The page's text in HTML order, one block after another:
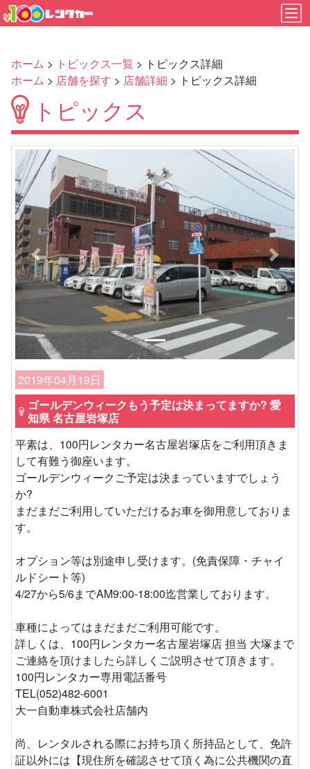
ホーム > トピックス一覧 > トピックス詳細
ホーム > 店舗を探す > 店舗詳細 > トピックス詳細
トピックス
Previous Next
2019年04月19日
ゴールデンウィークもう予定は決まってますか? 愛
知県 名古屋岩塚店
平素は、100円レンタカー名古屋岩塚店をご利用頂きま
して有難う御座います。
ゴールデンウィークご予定は決まっていますでしょう
か?
まだまだご利用していただけるお車を御用意しておりま
す。
オプション等は別途申し受けます。(免責保障・チャイ
ルドシート等)
4/27から5/6までAM9:00-18:00迄営業しております。
車種によってはまだまだご利用可能です。
詳しくは、100円レンタカー名古屋岩塚店 担当 大塚まで
ご連絡を頂けましたら詳しくご説明させて頂きます。
100円レンタカー専用電話番号
TEL(052)482-6001
大一自動車株式会社店舗内
尚、レンタルされる際にお持ち頂く所持品として、免許
証以外には【現住所を確認させて頂く為に公共機関の直